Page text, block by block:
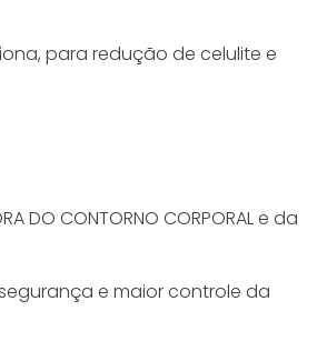
para redução de celulite e
DO CONTORNO CORPORAL e da
e maior controle da